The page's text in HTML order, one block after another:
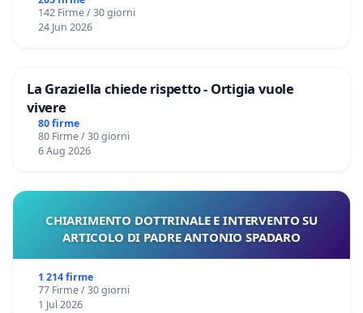
142 Firme / 30 giorni
24 Jun 2026
La Graziella chiede rispetto - Ortigia vuole
vivere
80 firme
80 Firme / 30 giorni
6 Aug 2026
CHIARIMENTO DOTTRINALE E INTERVENTO SU
ARTICOLO DI PADRE ANTONIO SPADARO
1 214 firme
77 Firme / 30 giorni
1 Jul 2026